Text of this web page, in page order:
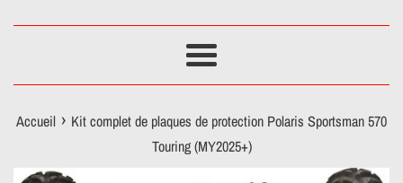
Menu
Accueil › Kit complet de plaques de protection Polaris Sportsman 570
Touring (MY2025+)